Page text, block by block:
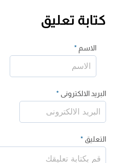
كتابة تعليق
الاسم *
البريد الالكترونى *
التعليق *